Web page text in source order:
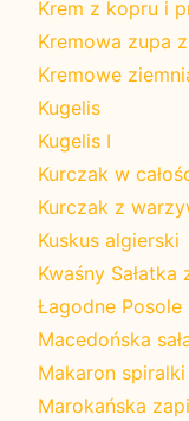
Krem z kopru i
Kremowa zupa
Kremowe
Kugelis
Kugelis I
Kurczak w
Kurczak z
Kuskus algierski
Kwaśny
Łagodne Posole
Macedońska
Makaron
Marokańska